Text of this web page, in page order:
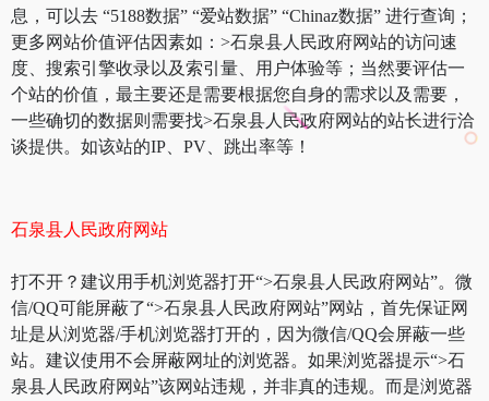
息，可以去 “5188数据” “爱站数据” “Chinaz数据” 进行查询；
更多网站价值评估因素如：>石泉县人民政府网站的访问速
度、搜索引擎收录以及索引量、用户体验等；当然要评估一
个站的价值，最主要还是需要根据您自身的需求以及需要，
一些确切的数据则需要找>石泉县人民政府网站的站长进行洽
谈提供。如该站的IP、PV、跳出率等！
石泉县人民政府网站
打不开？建议用手机浏览器打开“>石泉县人民政府网站”。微
信/QQ可能屏蔽了“>石泉县人民政府网站”网站，首先保证网
址是从浏览器/手机浏览器打开的，因为微信/QQ会屏蔽一些
站。建议使用不会屏蔽网址的浏览器。如果浏览器提示“>石
泉县人民政府网站”该网站违规，并非真的违规。而是浏览器